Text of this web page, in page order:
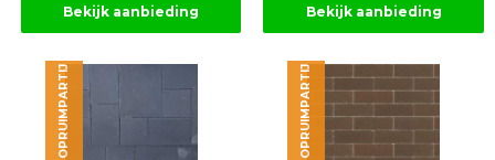
Tuinaarde
Halfverharding
Afwatering
Beplantings
Bekijk aanbieding Bekijk aanbieding
OPRUIMPARTIJ OPRUIMPARTIJ